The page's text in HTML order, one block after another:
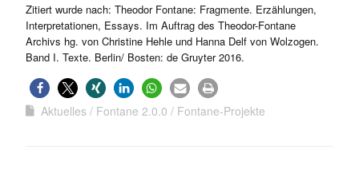
Zitiert wurde nach: Theodor Fontane: Fragmente. Erzählungen,
Interpretationen, Essays. Im Auftrag des Theodor-Fontane
Archivs hg. von Christine Hehle und Hanna Delf von Wolzogen.
Band I. Texte. Berlin/ Bosten: de Gruyter 2016.
Aktuelles Fontane 2.0.0 Fontane-Projekte